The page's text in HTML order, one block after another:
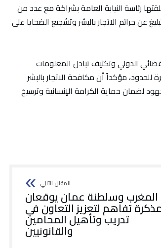
رئاسة النيابة العامة بشراكة مع عدد من
عن جرائم الاتجار بالبشر وتشجيع الضحايا على
الدولي وتكثيف تبادل المعلومات
للحدود، مؤكداً أن مكافحة الاتجار بالبشر
لضمان حماية الكرامة الإنسانية وترسيخ
المغرب وسلطنة عمان يوقعان
تفاهم لتعزيز التعاون في
تدريب وتأهيل المحامين
والقانونيين